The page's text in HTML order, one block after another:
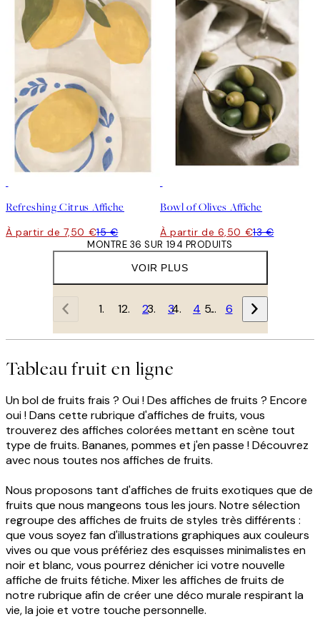
Refreshing Citrus Affiche
À partir de 7,50 €15 €
Bowl of Olives Affiche
À partir de 6,50 €13 €
VOIR PLUS
MONTRE 36 SUR 194 PRODUITS
1 2 3 4 … 6
Tableau fruit en ligne
Un bol de fruits frais ? Oui ! Des affiches de fruits ? Encore
oui ! Dans cette rubrique d'affiches de fruits, vous
trouverez des affiches colorées mettant en scène tout
type de fruits. Bananes, pommes et j'en passe ! Découvrez
avec nous toutes nos affiches de fruits.
Nous proposons tant d'affiches de fruits exotiques que de
fruits que nous mangeons tous les jours. Notre sélection
regroupe des affiches de fruits de styles très différents :
que vous soyez fan d'illustrations graphiques aux couleurs
vives ou que vous préfériez des esquisses minimalistes en
noir et blanc, vous pourrez dénicher ici votre nouvelle
affiche de fruits fétiche. Mixer les affiches de fruits de
notre rubrique afin de créer une déco murale respirant la
vie, la joie et votre touche personnelle.